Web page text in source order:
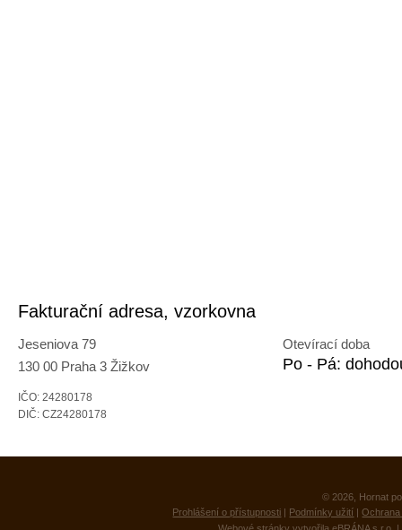
Fakturační adresa, vzorkovna
Jeseniova 79
130 00 Praha 3 Žižkov
IČO: 24280178
DIČ: CZ24280178
Otevírací doba
Po - Pá:
© 2026, Hornat
Prohlášení o přístupnosti | Podmínky užití |